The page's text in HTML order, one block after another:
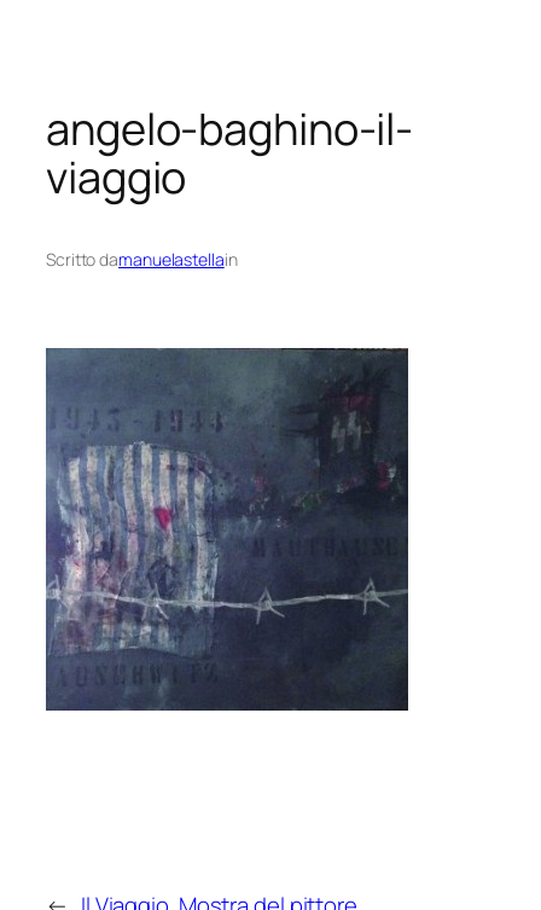
angelo-baghino-il-
viaggio
Scritto damanuelastellain